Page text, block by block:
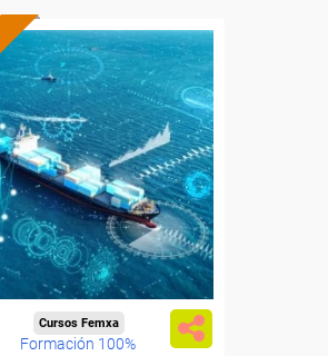
Formación 100%
Cursos Femxa